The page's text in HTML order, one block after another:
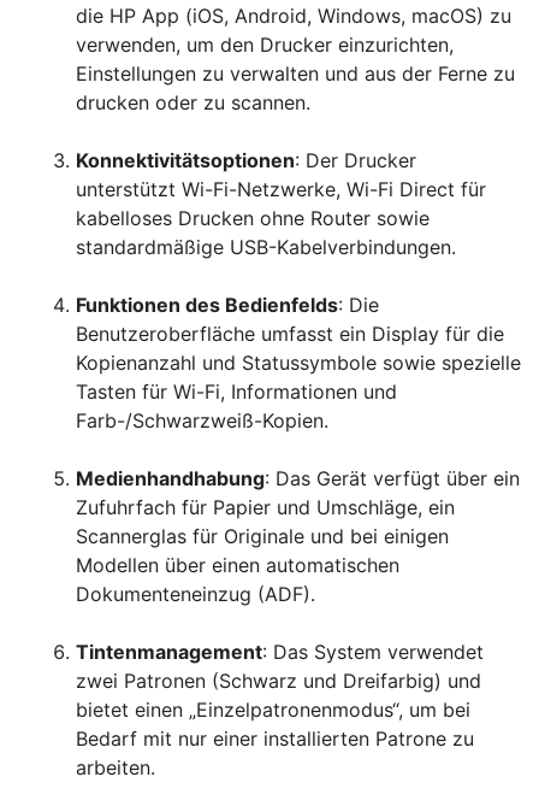
die HP App (iOS, Android, Windows, macOS) zu
verwenden, um den Drucker einzurichten,
Einstellungen zu verwalten und aus der Ferne zu
drucken oder zu scannen.
Konnektivitätsoptionen: Der Drucker
unterstützt Wi-Fi-Netzwerke, Wi-Fi Direct für
kabelloses Drucken ohne Router sowie
standardmäßige USB-Kabelverbindungen.
Funktionen des Bedienfelds: Die
Benutzeroberfläche umfasst ein Display für die
Kopienanzahl und Statussymbole sowie spezielle
Tasten für Wi-Fi, Informationen und
Farb-/Schwarzweiß-Kopien.
Medienhandhabung: Das Gerät verfügt über ein
Zufuhrfach für Papier und Umschläge, ein
Scannerglas für Originale und bei einigen
Modellen über einen automatischen
Dokumenteneinzug (ADF).
Tintenmanagement: Das System verwendet
zwei Patronen (Schwarz und Dreifarbig) und
bietet einen „Einzelpatronenmodus“, um bei
Bedarf mit nur einer installierten Patrone zu
arbeiten.